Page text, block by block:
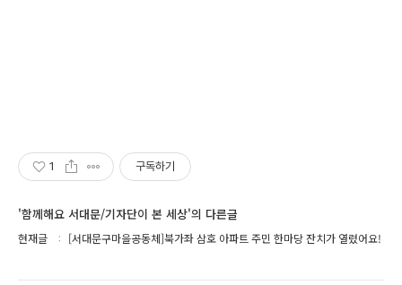
1 구독하기
'함께해요 서대문/기자단이 본 세상'의 다른글
현재글 [서대문구마을공동체]북가좌 삼호 아파트 주민 한마당 잔치가 열렸어요!